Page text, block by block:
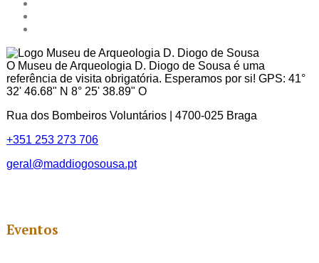
O Museu de Arqueologia D. Diogo de Sousa é uma
referência de visita obrigatória. Esperamos por si! GPS: 41°
32' 46.68" N 8° 25' 38.89" O
Rua dos Bombeiros Voluntários | 4700-025 Braga
+351 253 273 706
geral@maddiogosousa.pt
Eventos